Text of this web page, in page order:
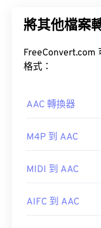
如何開啟
VLC 媒體
開發者：
實用連結：
https://
電視、數位廣播和
此外，由於 AAC
如Nintendo 3DS
將其他檔案
FreeConvert.com
格式：
AAC 轉換器
M4P 到 AAC
MIDI 到 AAC
AIFC 到 AAC